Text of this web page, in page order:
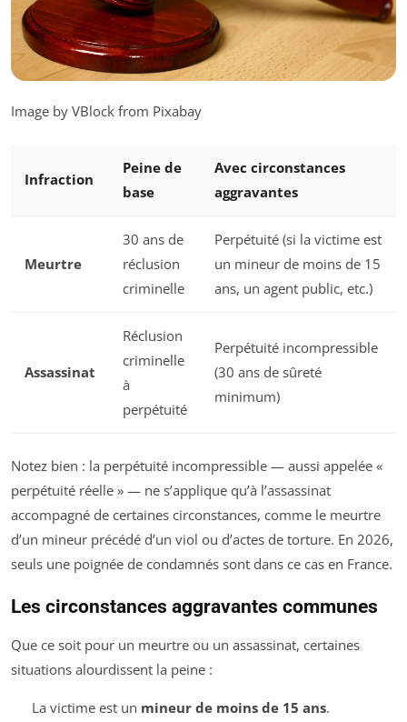
Image by VBlock from Pixabay
Infraction
Peine de
base
Avec circonstances
aggravantes
Meurtre
30 ans de
réclusion
criminelle
Perpétuité (si la victime est
un mineur de moins de 15
ans, un agent public, etc.)
Assassinat
Réclusion
criminelle
à
perpétuité
Perpétuité incompressible
(30 ans de sûreté
minimum)
Notez bien : la perpétuité incompressible — aussi appelée «
perpétuité réelle » — ne s’applique qu’à l’assassinat
accompagné de certaines circonstances, comme le meurtre
d’un mineur précédé d’un viol ou d’actes de torture. En 2026,
seuls une poignée de condamnés sont dans ce cas en France.
Les circonstances aggravantes communes
Que ce soit pour un meurtre ou un assassinat, certaines
situations alourdissent la peine :
La victime est un mineur de moins de 15 ans.